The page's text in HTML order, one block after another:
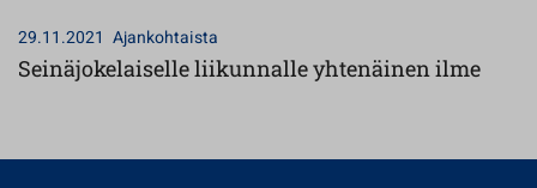
29.11.2021 Ajankohtaista
Seinäjokelaiselle liikunnalle yhtenäinen ilme